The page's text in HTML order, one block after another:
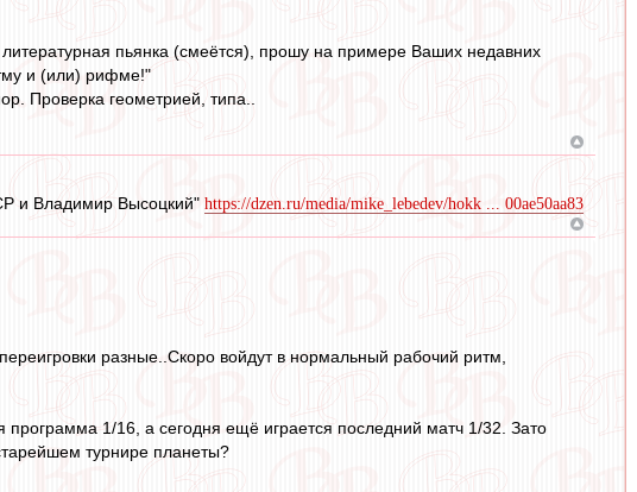
пьянка (смеётся), прошу на примере Ваших недавних
и (или) рифме!"
Проверка геометрией, типа..
и Владимир Высоцкий" https://dzen.ru/media/mike_lebedev/hokk ... 00ae50aa83
разные..Скоро войдут в нормальный рабочий ритм,
1/16, а сегодня ещё играется последний матч 1/32. Зато
турнире планеты?